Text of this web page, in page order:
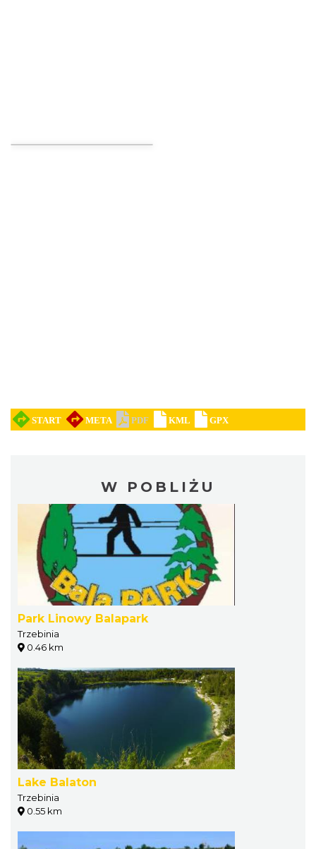
W POBLIŻU
Park Linowy Balapark
Trzebinia
0.46 km
Lake Balaton
Trzebinia
0.55 km